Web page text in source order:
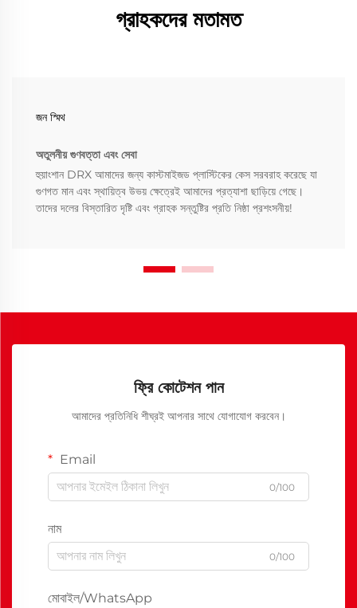
গ্রাহকদের মতামত
জন স্মিথ
অতুলনীয় গুণবত্তা এবং সেবা
হুয়াংশান DRX আমাদের জন্য কাস্টমাইজড প্লাস্টিকের কেস সরবরাহ করেছে যা
গুণগত মান এবং স্থায়িত্ব উভয় ক্ষেত্রেই আমাদের প্রত্যাশা ছাড়িয়ে গেছে।
তাদের দলের বিস্তারিত দৃষ্টি এবং গ্রাহক সন্তুষ্টির প্রতি নিষ্ঠা প্রশংসনীয়!
ফ্রি কোটেশন পান
আমাদের প্রতিনিধি শীঘ্রই আপনার সাথে যোগাযোগ করবেন।
Email
0/100
নাম
0/100
মোবাইল/WhatsApp